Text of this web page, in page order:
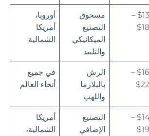
$130 –
مسحوق
التصنيع
الميكانيكي
والتلبيد
أوروبا،
أمريكا
الشمالية
$160 –
الرش
بالبلازما
واللهب
في جميع
أنحاء العالم
$140 –
التصنيع
الإضافي
أمريكا
الشمالية،